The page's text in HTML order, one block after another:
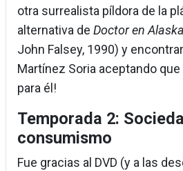
otra surrealista píldora de la
alternativa de Doctor en Alaska
John Falsey, 1990) y
Martínez Soria aceptando
para él!
Temporada 2:
consumismo
Fue gracias al DVD (y a las